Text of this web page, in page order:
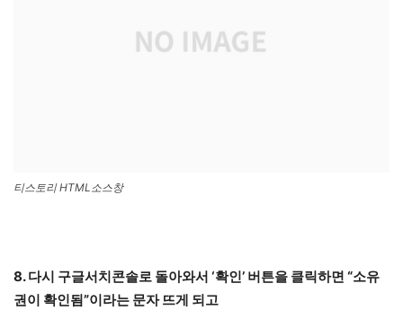
티스토리 HTML소스창
8. 다시 구글서치콘솔로 돌아와서 ‘확인’ 버튼을 클릭하면 “소유
권이 확인됨”이라는 문자 뜨게 되고